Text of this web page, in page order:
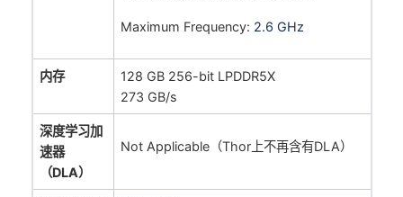
Maximum Frequency: 2.6 GHz
内存
128 GB 256-bit LPDDR5X
273 GB/s
深度学习加
速器
（DLA）
Not Applicable（Thor上不再含有DLA）